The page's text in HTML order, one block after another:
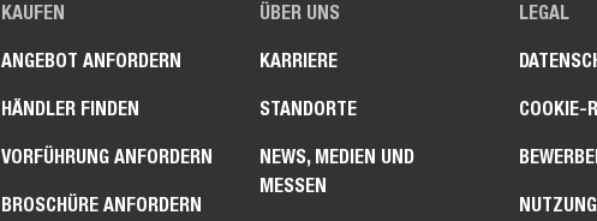
KAUFEN
ANGEBOT ANFORDERN
HÄNDLER FINDEN
VORFÜHRUNG ANFORDERN
BROSCHÜRE ANFORDERN
ÜBER UNS
KARRIERE
STANDORTE
NEWS, MEDIEN UND
MESSEN
LEGAL
COOKIE-